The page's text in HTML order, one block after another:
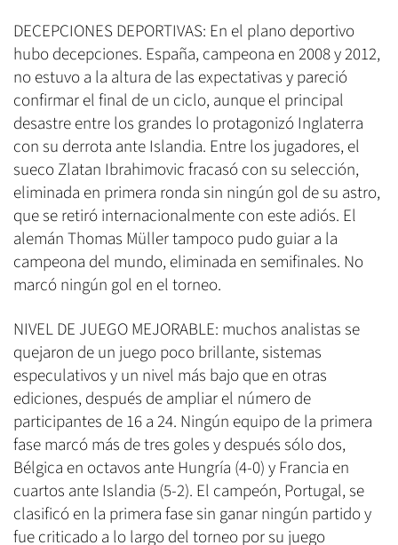
DECEPCIONES DEPORTIVAS: En el plano deportivo
hubo decepciones. España, campeona en 2008 y 2012,
no estuvo a la altura de las expectativas y pareció
confirmar el final de un ciclo, aunque el principal
desastre entre los grandes lo protagonizó Inglaterra
con su derrota ante Islandia. Entre los jugadores, el
sueco Zlatan Ibrahimovic fracasó con su selección,
eliminada en primera ronda sin ningún gol de su astro,
que se retiró internacionalmente con este adiós. El
alemán Thomas Müller tampoco pudo guiar a la
campeona del mundo, eliminada en semifinales. No
marcó ningún gol en el torneo.
NIVEL DE JUEGO MEJORABLE: muchos analistas se
quejaron de un juego poco brillante, sistemas
especulativos y un nivel más bajo que en otras
ediciones, después de ampliar el número de
participantes de 16 a 24. Ningún equipo de la primera
fase marcó más de tres goles y después sólo dos,
Bélgica en octavos ante Hungría (4-0) y Francia en
cuartos ante Islandia (5-2). El campeón, Portugal, se
clasificó en la primera fase sin ganar ningún partido y
fue criticado a lo largo del torneo por su juego